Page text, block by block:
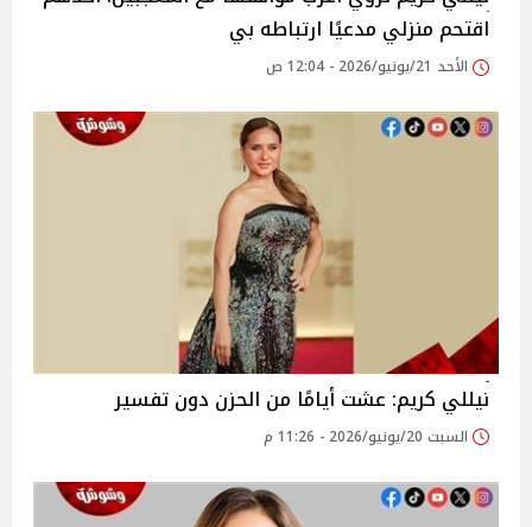
اقتحم منزلي مدعيًا ارتباطه بي
الأحد 21/يونيو/2026 - 12:04 ص
نيللي كريم: عشت أيامًا من الحزن دون تفسير
السبت 20/يونيو/2026 - 11:26 م